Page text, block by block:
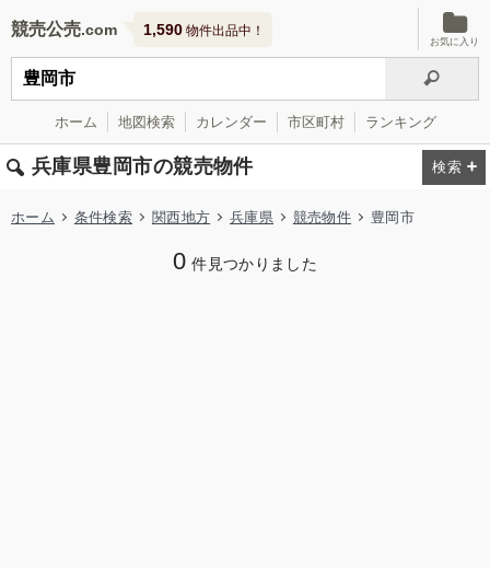
競売公売 1,590 物件出品中！
お気に入り
ホーム 地図検索 カレンダー 市区町村 ランキング
兵庫県豊岡市の競売物件
ホーム 条件検索 関西地方 兵庫県 競売物件 豊岡市
0 件見つかりました